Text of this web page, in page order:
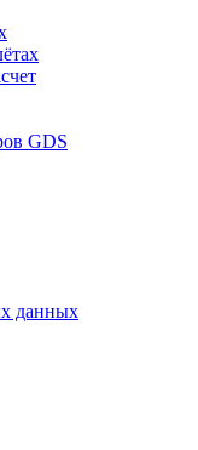
GDS
данных